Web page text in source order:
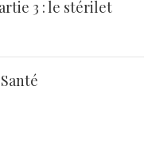
3 : le stérilet